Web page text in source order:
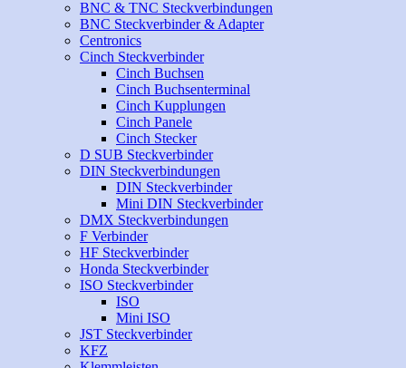
BNC & TNC Steckverbindungen
BNC Steckverbinder & Adapter
Centronics
Cinch Steckverbinder
Cinch Buchsen
Cinch Buchsenterminal
Cinch Kupplungen
Cinch Panele
Cinch Stecker
D SUB Steckverbinder
DIN Steckverbindungen
DIN Steckverbinder
Mini DIN Steckverbinder
DMX Steckverbindungen
F Verbinder
HF Steckverbinder
Honda Steckverbinder
ISO Steckverbinder
ISO
Mini ISO
JST Steckverbinder
KFZ